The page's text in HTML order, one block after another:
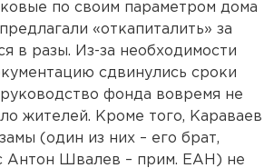
по своим параметром дома
«откапиталить» за
в разы. Из-за необходимости
сдвинулись сроки
фонда вовремя не
жителей. Кроме того, Караваев
(один из них – его брат,
Антон Швалев – прим. ЕАН) не